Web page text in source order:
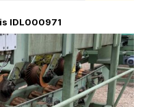
IDL000971